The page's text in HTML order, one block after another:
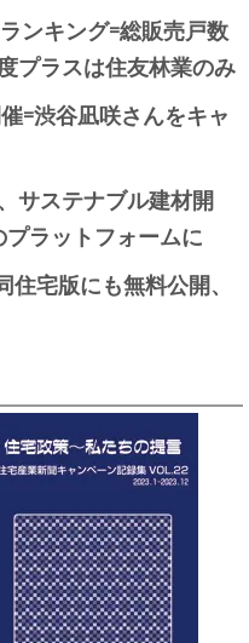
ンキング=総販売戸数
プラスは住友林業のみ
=渋谷凪咲さんをキャ
サステナブル建材開
ラットフォームに
宅版にも無料公開、